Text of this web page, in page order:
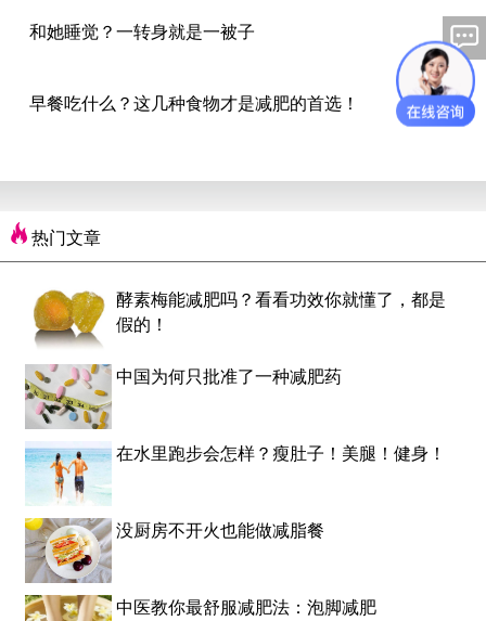
和她睡觉？一转身就是一被子
早餐吃什么？这几种食物才是减肥的首选！
热门文章
酵素梅能减肥吗？看看功效你就懂了，都是
假的！
中国为何只批准了一种减肥药
在水里跑步会怎样？瘦肚子！美腿！健身！
没厨房不开火也能做减脂餐
中医教你最舒服减肥法：泡脚减肥